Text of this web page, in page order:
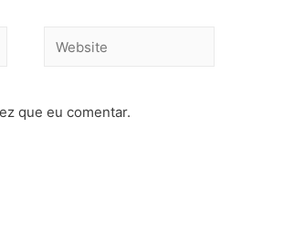
que eu comentar.